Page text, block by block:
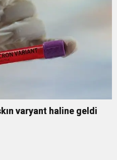
varyant haline geldi